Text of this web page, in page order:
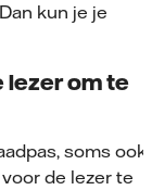
kun je je
lezer om te
soms ook
voor de lezer te